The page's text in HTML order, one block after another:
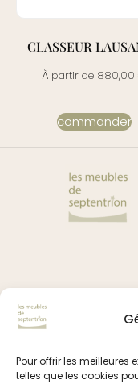
Pour offrir les meilleures
telles que les cookies
CLASSEUR
À partir de 880,00
commander
© 2025